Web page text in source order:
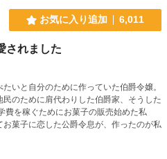
お気に入り追加 6,011
されました
いと自分のために作っていた伯爵令嬢。
のために肩代わりした伯爵家、そうした
を稼ぐためにお菓子の販売始めた私
菓子に恋した公爵令息が、作ったのが私